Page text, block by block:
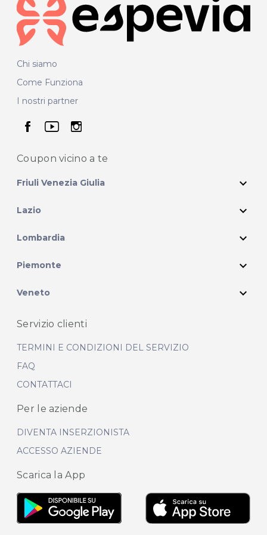
Chi siamo
Come Funziona
I nostri partner
seguici su facebook
seguici su youtube
seguici su instagram
Coupon vicino a te
Friuli Venezia Giulia expand_more
Lazio expand_more
Lombardia expand_more
Piemonte expand_more
Veneto expand_more
Servizio clienti
TERMINI E CONDIZIONI DEL SERVIZIO
FAQ
CONTATTACI
Per le aziende
DIVENTA INSERZIONISTA
ACCESSO AZIENDE
Scarica la App